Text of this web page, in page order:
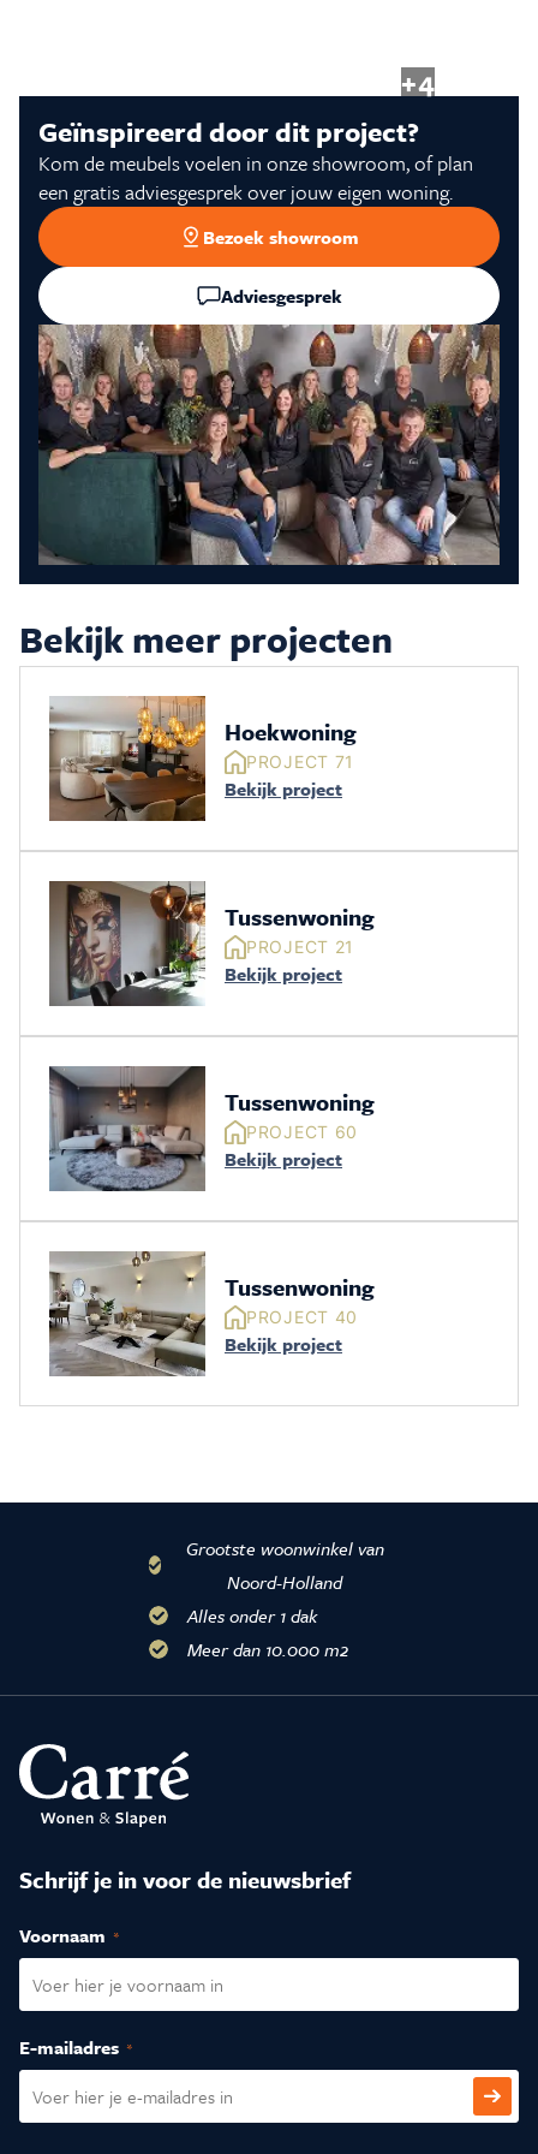
Over Carré
+4
Geïnspireerd door dit project?
Kom de meubels voelen in onze showroom, of plan
een gratis adviesgesprek over jouw eigen woning.
Bezoek showroom
Adviesgesprek
Bekijk meer projecten
Hoekwoning
PROJECT 71
Bekijk project
Tussenwoning
PROJECT 21
Bekijk project
Tussenwoning
PROJECT 60
Bekijk project
Tussenwoning
PROJECT 40
Bekijk project
Grootste woonwinkel van
Noord-Holland
Alles onder 1 dak
Meer dan 10.000 m2
Schrijf je in voor de nieuwsbrief
Voornaam (Vereist)
E-mailadres (Vereist)